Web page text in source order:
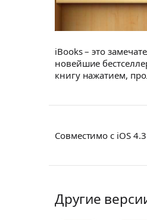
iBooks – это
новейшие
книгу нажатием,
Совместимо с iOS
Другие